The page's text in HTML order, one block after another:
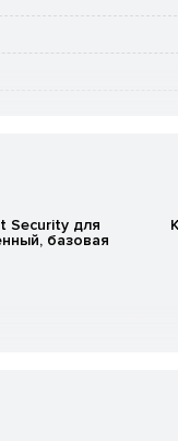
Security для
базовая